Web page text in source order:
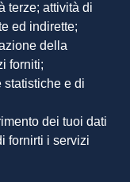
terze; attività di
ed indirette;
della
forniti;
statistiche e di
dei tuoi dati
fornirti i servizi